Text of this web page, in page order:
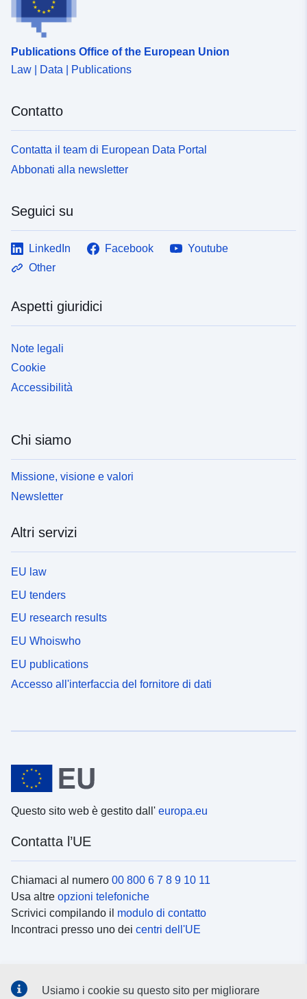
Publications Office of the European Union
Law | Data | Publications
Contatto
Contatta il team di European Data Portal
Abbonati alla newsletter
Seguici su
LinkedIn Facebook
Youtube
Other
Aspetti giuridici
Note legali
Cookie
Accessibilità
Chi siamo
Missione, visione e valori
Newsletter
Altri servizi
EU law
EU tenders
EU research results
EU Whoiswho
EU publications
Accesso all'interfaccia del fornitore di dati
Questo sito web è gestito dall' europa.eu
Contatta l’UE
Chiamaci al numero 00 800 6 7 8 9 10 11
Usa altre opzioni telefoniche
Scrivici compilando il modulo di contatto
Incontraci presso uno dei centri dell'UE
Usiamo i cookie su questo sito per migliorare